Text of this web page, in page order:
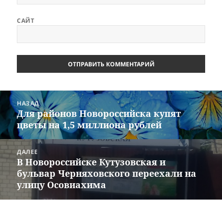
САЙТ
Навигация
записям
НАЗАД
Предыдущая
запись:
Для районов Новороссийска купят
цветы на 1,5 миллиона рублей
ДАЛЕЕ
Следующая
запись:
В Новороссийске Кутузовская и
бульвар Черняховского переехали на
улицу Осовиахима